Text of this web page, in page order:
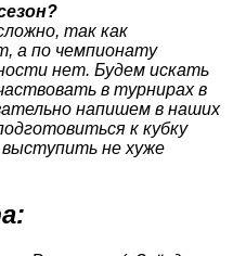
так как
а по чемпионату
нет. Будем искать
в турнирах в
напишем в наших
к кубку
не хуже